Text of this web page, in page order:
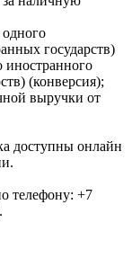
государств)
иностранного
(конверсия);
выручки от
доступны онлайн
телефону: +7